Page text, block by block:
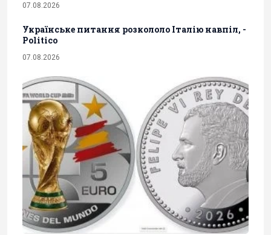
07.08.2026
Українське питання розкололо Італію навпіл, -
Politico
07.08.2026